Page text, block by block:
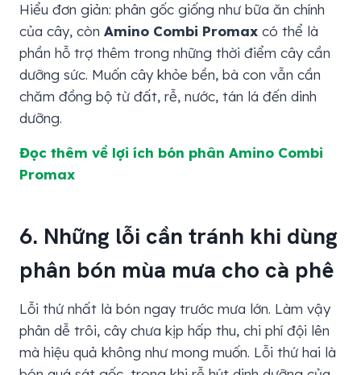
Hiểu đơn giản: phân gốc giống như bữa ăn chính
của cây, còn Amino Combi Promax có thể là
phần hỗ trợ thêm trong những thời điểm cây cần
dưỡng sức. Muốn cây khỏe bền, bà con vẫn cần
chăm đồng bộ từ đất, rễ, nước, tán lá đến dinh
dưỡng.
Đọc thêm về lợi ích bón phân Amino Combi
Promax
6. Những lỗi cần tránh khi dùng
phân bón mùa mưa cho cà phê
Lỗi thứ nhất là bón ngay trước mưa lớn. Làm vậy
phân dễ trôi, cây chưa kịp hấp thu, chi phí đội lên
mà hiệu quả không như mong muốn. Lỗi thứ hai là